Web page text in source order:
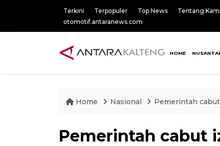
Terkini Terpopuler Top News Tentang Kami
otomotif.antaranews.com
HOME
Home Nasional Pemerintah
Pemerintah cabut